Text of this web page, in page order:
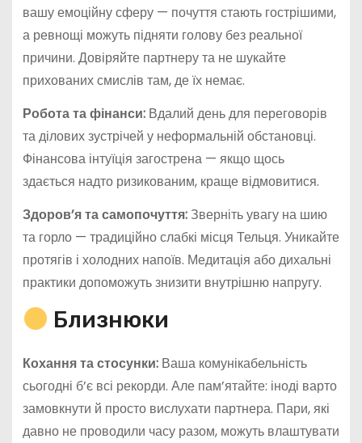
вашу емоційну сферу — почуття стають гострішими,
а ревнощі можуть підняти голову без реальної
причини. Довіряйте партнеру та не шукайте
прихованих смислів там, де їх немає.
Робота та фінанси:Вдалий день для переговорів
та ділових зустрічей у неформальній обстановці.
Фінансова інтуїція загострена — якщо щось
здається надто ризикованим, краще відмовитися.
Здоров’я та самопочуття:Зверніть увагу на шию
та горло — традиційно слабкі місця Тельця. Уникайте
протягів і холодних напоїв. Медитація або дихальні
практики допоможуть знизити внутрішню напругу.
Близнюки
Кохання та стосунки:Ваша комунікабельність
сьогодні б’є всі рекорди. Але пам’ятайте: іноді варто
замовкнути й просто вислухати партнера. Пари, які
давно не проводили часу разом, можуть влаштувати